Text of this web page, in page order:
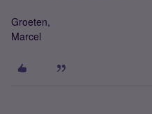
Groeten,
Marcel